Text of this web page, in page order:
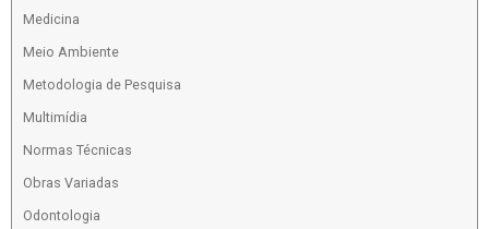
Medicina
Meio Ambiente
Metodologia de Pesquisa
Multimídia
Normas Técnicas
Obras Variadas
Odontologia